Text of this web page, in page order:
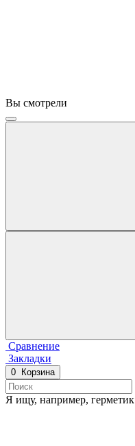
Вы смотрели
Сравнение
Закладки
0
Корзина
Я ищу, например, герметик